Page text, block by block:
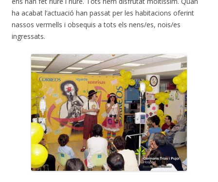
ha acabat l’actuació han passat per les habitacions oferint
nassos vermells i obsequis a tots els nens/es, nois/es
ingressats.